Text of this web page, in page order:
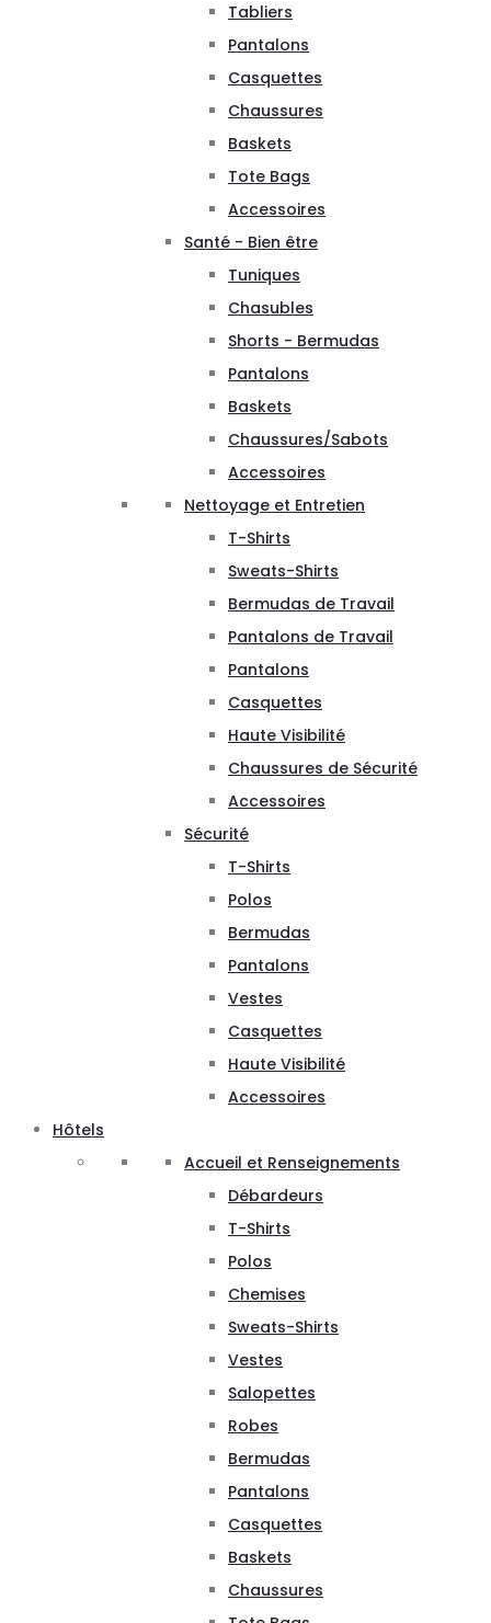
Tabliers
Pantalons
Casquettes
Chaussures
Baskets
Tote Bags
Accessoires
Santé - Bien être
Tuniques
Chasubles
Shorts - Bermudas
Pantalons
Baskets
Chaussures/Sabots
Accessoires
Nettoyage et Entretien
T-Shirts
Sweats-Shirts
Bermudas de Travail
Pantalons de Travail
Pantalons
Casquettes
Haute Visibilité
Chaussures de Sécurité
Accessoires
Sécurité
T-Shirts
Polos
Bermudas
Pantalons
Vestes
Casquettes
Haute Visibilité
Accessoires
Hôtels
Accueil et Renseignements
Débardeurs
T-Shirts
Polos
Chemises
Sweats-Shirts
Vestes
Salopettes
Robes
Bermudas
Pantalons
Casquettes
Baskets
Chaussures